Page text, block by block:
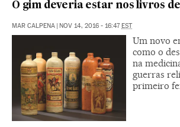
O gim deveria estar nos livros
MAR CALPENA NOV 14, 2016 - 16:47 EST
Um novo
como o
na
guerras
primeiro